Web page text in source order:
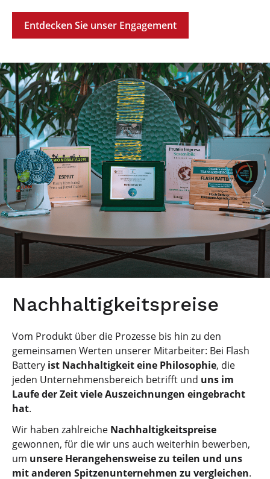
Entdecken Sie unser Engagement
Nachhaltigkeitspreise
Vom Produkt über die Prozesse bis hin zu den
gemeinsamen Werten unserer Mitarbeiter: Bei Flash
Battery ist Nachhaltigkeit eine Philosophie, die
jeden Unternehmensbereich betrifft und uns im
Laufe der Zeit viele Auszeichnungen eingebracht
hat.
Wir haben zahlreiche Nachhaltigkeitspreise
gewonnen, für die wir uns auch weiterhin bewerben,
um unsere Herangehensweise zu teilen und uns
mit anderen Spitzenunternehmen zu vergleichen.